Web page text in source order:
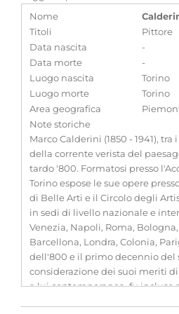
Nome
Titoli
Pittore
Data nascita
-
Data morte
-
Luogo nascita
Torino
Luogo morte
Torino
Area geografica
Note storiche
Marco Calderini (1850 - 1941),
della corrente verista del
tardo '800. Formatosi presso
Torino espose le sue opere
di Belle Arti e il Circolo degli
in sedi di livello nazionale e
Venezia, Napoli, Roma,
Barcellona, Londra, Colonia,
dell'800 e il primo decennio del
considerazione dei suoi meriti
a lui contemporanea, fu incluso